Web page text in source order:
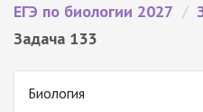
ЕГЭ по биологии 2027 /
Задача 133
Биология